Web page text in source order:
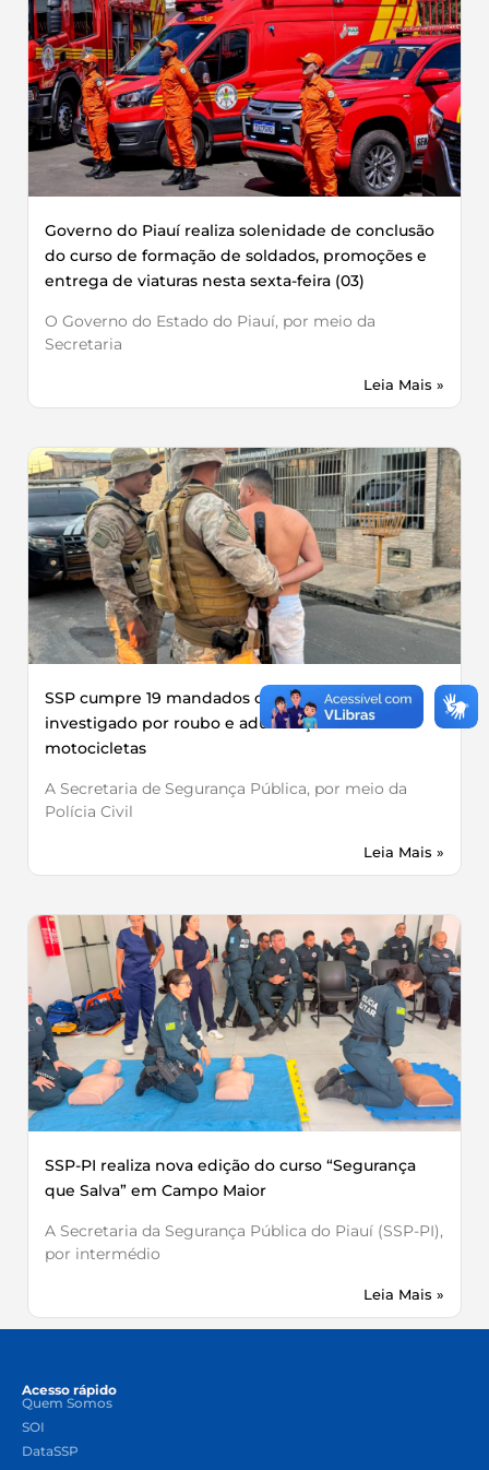
Governo do Piauí realiza solenidade de conclusão
do curso de formação de soldados, promoções e
entrega de viaturas nesta sexta-feira (03)
O Governo do Estado do Piauí, por meio da
Secretaria
Leia Mais »
SSP cumpre 19 mandados contra grupo
investigado por roubo e adulteração de
motocicletas
A Secretaria de Segurança Pública, por meio da
Polícia Civil
Leia Mais »
SSP-PI realiza nova edição do curso “Segurança
que Salva” em Campo Maior
A Secretaria da Segurança Pública do Piauí (SSP-PI),
por intermédio
Leia Mais »
Acesso rápido
Quem Somos
SOI
DataSSP